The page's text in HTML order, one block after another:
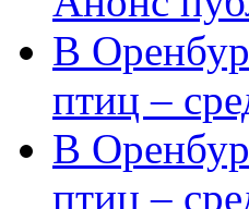
В
птиц –
В
птиц –